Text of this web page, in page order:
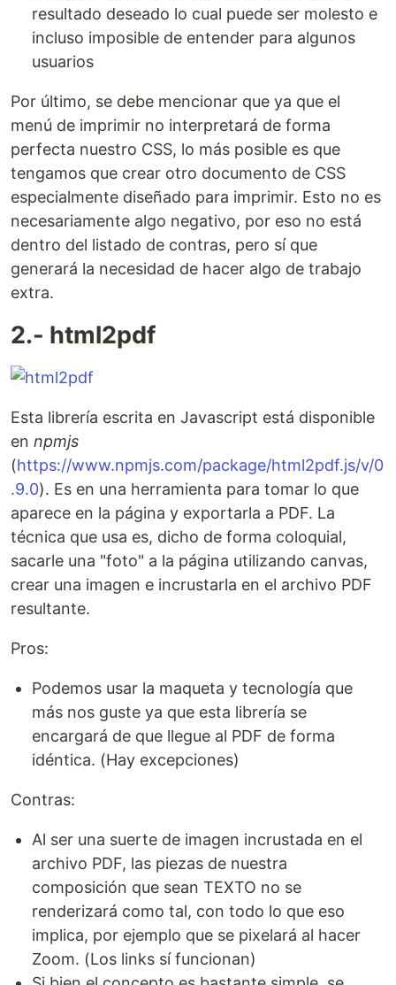
resultado deseado lo cual puede ser molesto e
incluso imposible de entender para algunos
usuarios
Por último, se debe mencionar que ya que el
menú de imprimir no interpretará de forma
perfecta nuestro CSS, lo más posible es que
tengamos que crear otro documento de CSS
especialmente diseñado para imprimir. Esto no es
necesariamente algo negativo, por eso no está
dentro del listado de contras, pero sí que
generará la necesidad de hacer algo de trabajo
extra.
2.- html2pdf
Esta librería escrita en Javascript está disponible
en npmjs
(https://www.npmjs.com/package/html2pdf.js/v/0
.9.0). Es en una herramienta para tomar lo que
aparece en la página y exportarla a PDF. La
técnica que usa es, dicho de forma coloquial,
sacarle una "foto" a la página utilizando canvas,
crear una imagen e incrustarla en el archivo PDF
resultante.
Pros:
Podemos usar la maqueta y tecnología que
más nos guste ya que esta librería se
encargará de que llegue al PDF de forma
idéntica. (Hay excepciones)
Contras:
Al ser una suerte de imagen incrustada en el
archivo PDF, las piezas de nuestra
composición que sean TEXTO no se
renderizará como tal, con todo lo que eso
implica, por ejemplo que se pixelará al hacer
Zoom. (Los links sí funcionan)